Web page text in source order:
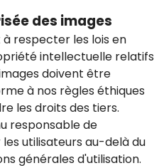
des images
respecter les lois en
intellectuelle relatifs
doivent être
à nos règles éthiques
les droits des tiers.
responsable de
utilisateurs au-delà du
générales d'utilisation.